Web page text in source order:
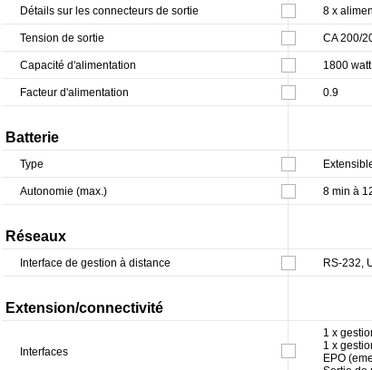
Détails sur les connecteurs de sortie 8 x
Tension de sortie CA 200/
Capacité d'alimentation 1800
Facteur d'alimentation 0.9
Batterie
Type
Autonomie (max.) 8 min à
Réseaux
Interface de gestion à distance RS-232,
Extension/connectivité
Interfaces
1 x
1 x
EPO